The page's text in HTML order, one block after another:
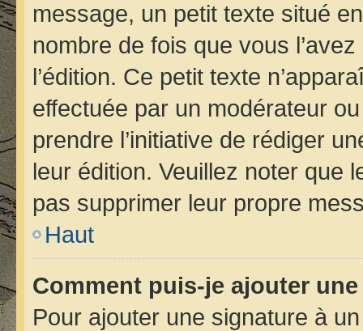
message, un petit texte situé
nombre de fois que vous
l’édition. Ce petit texte
effectuée par un modérateur
prendre l’initiative de rédiger
leur édition. Veuillez noter que
pas supprimer leur propre
Haut
Comment puis-je ajouter
Pour ajouter une signature à